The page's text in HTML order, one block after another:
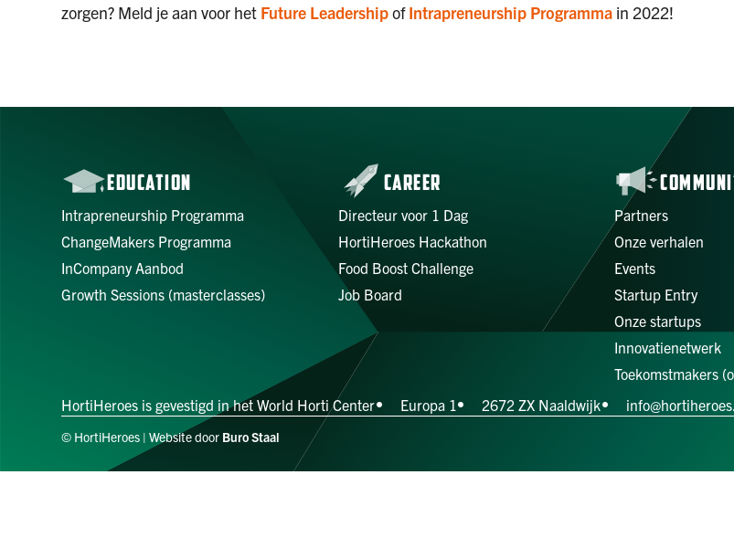
zorgen? Meld je aan voor het Future LeadershipofIntrapreneurship Programma in 2022!
EDUCATION
Intrapreneurship Programma
ChangeMakers Programma
InCompany Aanbod
Growth Sessions (masterclasses)
CAREER
Directeur voor 1 Dag
HortiHeroes Hackathon
Food Boost Challenge
Job Board
Partners
Onze verhalen
Events
Startup Entry
Onze startups
Innovatienetwerk
Toekomstmakers
HortiHeroes is gevestigd in het World Horti Center Europa 1 2672 ZX Naaldwijk
© HortiHeroes | Website door Buro Staal